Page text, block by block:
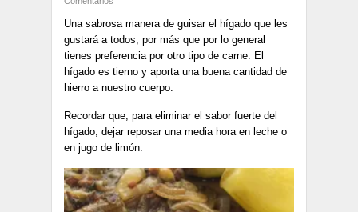
Una sabrosa manera de guisar el hígado que les
gustará a todos, por más que por lo general
tienes preferencia por otro tipo de carne. El
hígado es tierno y aporta una buena cantidad de
hierro a nuestro cuerpo.
Recordar que, para eliminar el sabor fuerte del
hígado, dejar reposar una media hora en leche o
en jugo de limón.